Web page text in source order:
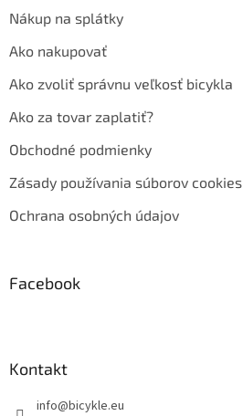
Nákup na splátky
Ako nakupovať
Ako zvoliť správnu veľkosť bicykla
Ako za tovar zaplatiť?
Obchodné podmienky
Zásady používania súborov cookies
Ochrana osobných údajov
Facebook
Kontakt
info@bicykle.eu